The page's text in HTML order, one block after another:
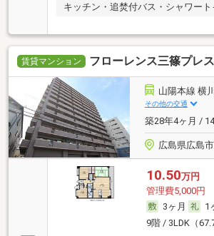
キッチン・追焚付バス・シャワート
賃貸マンション フローレンス三篠プレ
山陽本線 横
その他の交通
築28年4ヶ月 /
広島県広島
10.50万円
管理費5,000円
3ヶ月
1
9階 / 3LDK（